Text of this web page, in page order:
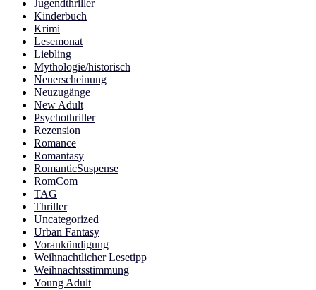
Jugendthriller
Kinderbuch
Krimi
Lesemonat
Liebling
Mythologie/historisch
Neuerscheinung
Neuzugänge
New Adult
Psychothriller
Rezension
Romance
Romantasy
RomanticSuspense
RomCom
TAG
Thriller
Uncategorized
Urban Fantasy
Vorankündigung
Weihnachtlicher Lesetipp
Weihnachtsstimmung
Young Adult